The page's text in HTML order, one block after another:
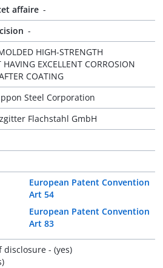
affaire -
-
HIGH-STRENGTH
EXCELLENT CORROSION
COATING
Steel Corporation
Flachstahl GmbH
European Patent Convention
Art 54
European Patent Convention
Art 83
disclosure - (yes)